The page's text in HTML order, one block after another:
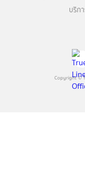
Copyright ©
บริก